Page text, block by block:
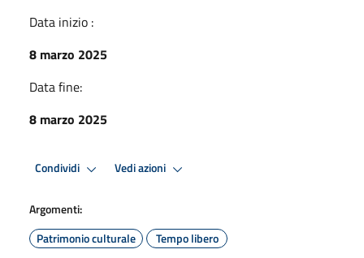
Data inizio :
8 marzo 2025
Data fine:
8 marzo 2025
Condividi Vedi azioni
Argomenti:
Patrimonio culturale
Tempo libero